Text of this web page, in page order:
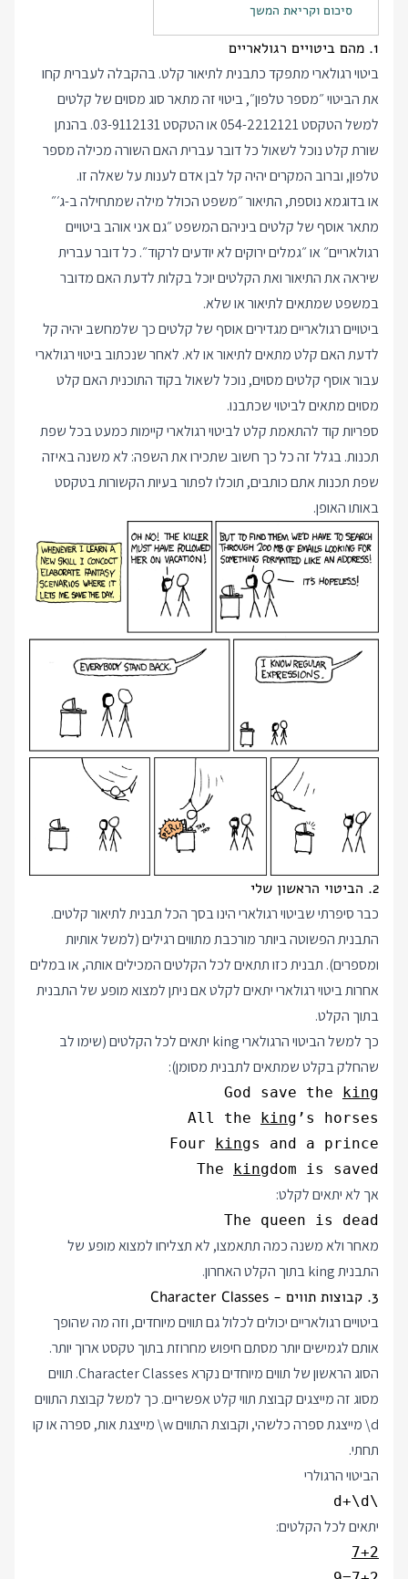
סיכום וקריאת המשך
1. מהם ביטויים רגולאריים
ביטוי רגולארי מתפקד כתבנית לתיאור קלט. בהקבלה לעברית קחו
את הביטוי ״מספר טלפון״, ביטוי זה מתאר סוג מסוים של קלטים
למשל הטקסט 054-2212121 או הטקסט 03-9112131. בהנתן
שורת קלט נוכל לשאול כל דובר עברית האם השורה מכילה מספר
טלפון, וברוב המקרים יהיה קל לבן אדם לענות על שאלה זו.
או בדוגמא נוספת, התיאור ״משפט הכולל מילה שמתחילה ב-ג׳״
מתאר אוסף של קלטים ביניהם המשפט ״גם אני אוהב ביטויים
רגולאריים״ או ״גמלים ירוקים לא יודעים לרקוד״. כל דובר עברית
שיראה את התיאור ואת הקלטים יוכל בקלות לדעת האם מדובר
במשפט שמתאים לתיאור או שלא.
ביטויים רגולאריים מגדירים אוסף של קלטים כך שלמחשב יהיה קל
לדעת האם קלט מתאים לתיאור או לא. לאחר שנכתוב ביטוי רגולארי
עבור אוסף קלטים מסוים, נוכל לשאול בקוד התוכנית האם קלט
מסוים מתאים לביטוי שכתבנו.
ספריות קוד להתאמת קלט לביטוי רגולארי קיימות כמעט בכל שפת
תכנות. בגלל זה כל כך חשוב שתכירו את השפה: לא משנה באיזה
שפת תכנות אתם כותבים, תוכלו לפתור בעיות הקשורות בטקסט
באותו האופן.
2. הביטוי הראשון שלי
כבר סיפרתי שביטוי רגולארי הינו בסך הכל תבנית לתיאור קלטים.
התבנית הפשוטה ביותר מורכבת מתווים רגילים (למשל אותיות
ומספרים). תבנית כזו תתאים לכל הקלטים המכילים אותה, או במלים
אחרות ביטוי רגולארי יתאים לקלט אם ניתן למצוא מופע של התבנית
בתוך הקלט.
כך למשל הביטוי הרגולארי king יתאים לכל הקלטים (שימו לב
שהחלק בקלט שמתאים לתבנית מסומן):
God save the king
All the king
Four king
The kingdom is saved
אך לא יתאים לקלט:
The queen is dead
מאחר ולא משנה כמה תתאמצו, לא תצליחו למצוא מופע של
התבנית king בתוך הקלט האחרון.
3. קבוצות תווים - Character Classes
ביטויים רגולאריים יכולים לכלול גם תווים מיוחדים, וזה מה שהופך
אותם לגמישים יותר מסתם חיפוש מחרוזת בתוך טקסט ארוך יותר.
הסוג הראשון של תווים מיוחדים נקרא Character Classes. תווים
מסוג זה מייצגים קבוצת תווי קלט אפשריים. כך למשל קבוצת התווים
\dמייצגת ספרה כלשהי, וקבוצת התווים\wמייצגת אות, ספרה או קו
תחתי.
הביטוי הרגולרי
\d+\d
יתאים לכל הקלטים:
7+2